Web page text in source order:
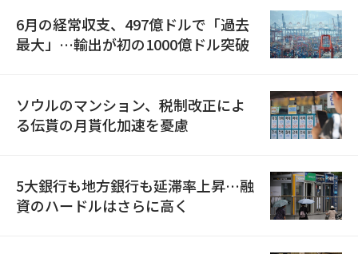
6月の経常収支、497億ドルで「過去
最大」…輸出が初の1000億ドル突破
ソウルのマンション、税制改正によ
る伝貰の月貰化加速を憂慮
5大銀行も地方銀行も延滞率上昇…融
資のハードルはさらに高く